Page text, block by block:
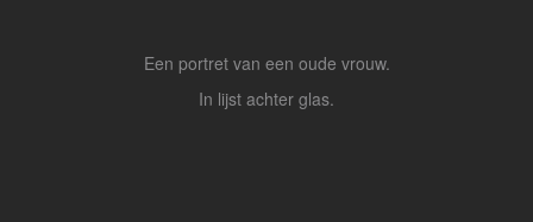
Een portret van een oude vrouw.
In lijst achter glas.